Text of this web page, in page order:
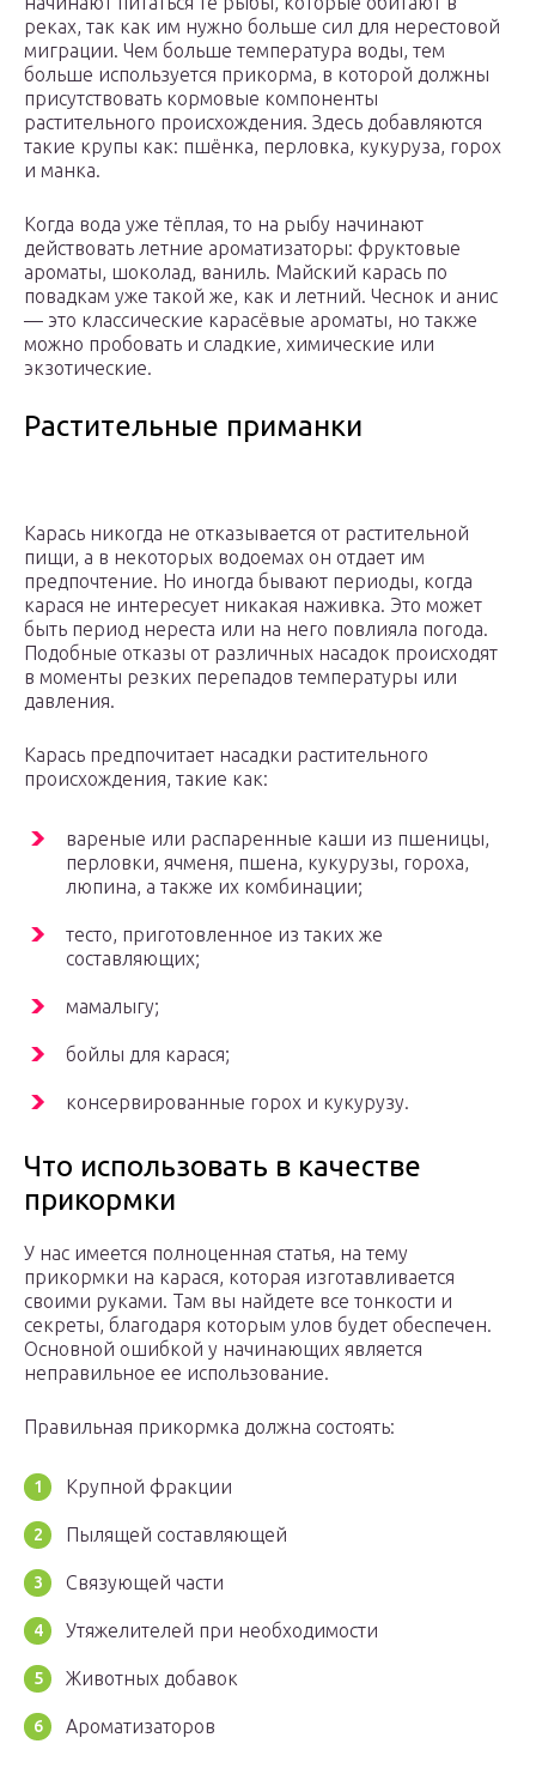
реках, так как им нужно больше сил для нерестовой
миграции. Чем больше температура воды, тем
больше используется прикорма, в которой должны
присутствовать кормовые компоненты
растительного происхождения. Здесь добавляются
такие крупы как: пшёнка, перловка, кукуруза, горох
и манка.
Когда вода уже тёплая, то на рыбу начинают
действовать летние ароматизаторы: фруктовые
ароматы, шоколад, ваниль. Майский карась по
повадкам уже такой же, как и летний. Чеснок и анис
— это классические карасёвые ароматы, но также
можно пробовать и сладкие, химические или
экзотические.
Растительные приманки
Карась никогда не отказывается от растительной
пищи, а в некоторых водоемах он отдает им
предпочтение. Но иногда бывают периоды, когда
карася не интересует никакая наживка. Это может
быть период нереста или на него повлияла погода.
Подобные отказы от различных насадок происходят
в моменты резких перепадов температуры или
давления.
Карась предпочитает насадки растительного
происхождения, такие как:
вареные или распаренные каши из пшеницы,
перловки, ячменя, пшена, кукурузы, гороха,
люпина, а также их комбинации;
тесто, приготовленное из таких же
составляющих;
мамалыгу;
бойлы для карася;
консервированные горох и кукурузу.
Что использовать в качестве
прикормки
У нас имеется полноценная статья, на тему
прикормки на карася, которая изготавливается
своими руками. Там вы найдете все тонкости и
секреты, благодаря которым улов будет обеспечен.
Основной ошибкой у начинающих является
неправильное ее использование.
Правильная прикормка должна состоять:
Крупной фракции
Пылящей составляющей
Связующей части
Утяжелителей при необходимости
Животных добавок
Ароматизаторов